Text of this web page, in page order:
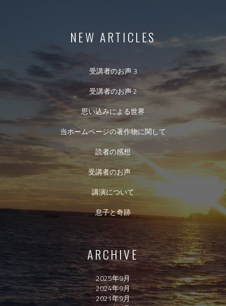
NEW ARTICLES
受講者のお声 3
受講者のお声 2
思い込みによる世界
当ホームページの著作物に関して
読者の感想
受講者のお声
講演について
息子と奇跡
ARCHIVE
2025年9月
2024年9月
2021年9月